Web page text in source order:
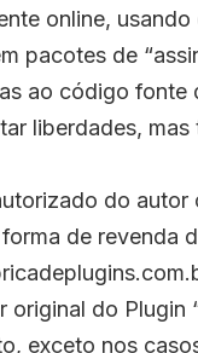
online,
pacotes de
ao código fonte
liberdades,
do autor
de revenda
do Plugin
exceto nos